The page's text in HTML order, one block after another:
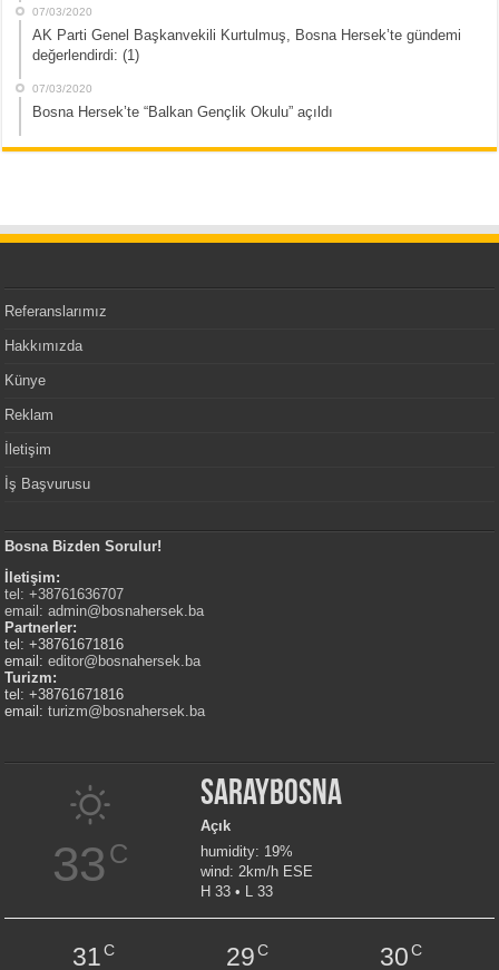
07/03/2020
AK Parti Genel Başkanvekili Kurtulmuş, Bosna Hersek’te gündemi
değerlendirdi: (1)
07/03/2020
Bosna Hersek’te “Balkan Gençlik Okulu” açıldı
Referanslarımız
Hakkımızda
Künye
Reklam
İletişim
İş Başvurusu
Bosna Bizden Sorulur!
İletişim:
tel: +38761636707
email:admin@bosnahersek.ba
Partnerler:
tel: +38761671816
email:editor@bosnahersek.ba
Turizm:
tel: +38761671816
email:turizm@bosnahersek.ba
33C
Saraybosna
Açık
humidity: 19%
wind: 2km/h ESE
H 33 • L 33
31C 29C 30C